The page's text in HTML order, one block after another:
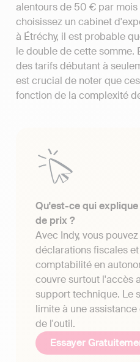
alentours de 50 € par
choisissez un cabinet
à Étréchy, il est probable
le double de cette somme.
des tarifs débutant à
est crucial de noter que
fonction de la complexité
Qu'est-ce qui
de prix ?
Avec Indy, vous
déclarations fiscales
comptabilité en
couvre surtout l'accès
support technique. Le
limite à une
de l'outil.
Essayer